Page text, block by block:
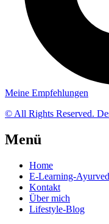
Meine Empfehlungen
© All Rights Reserved.
Menü
Home
E-Learning-
Kontakt
Über mich
Lifestyle-Blog